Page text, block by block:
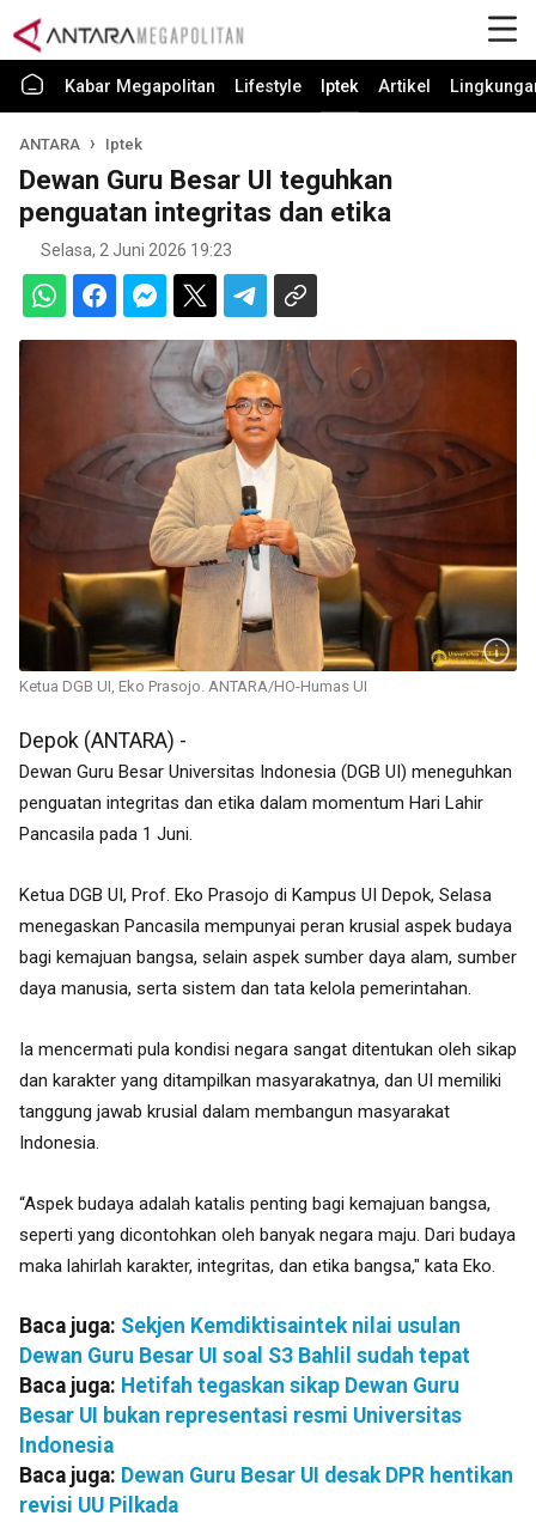
Kabar Megapolitan Lifestyle Iptek Artikel
ANTARA Iptek
Dewan Guru Besar UI teguhkan
penguatan integritas dan etika
Selasa, 2 Juni 2026 19:23
Ketua DGB UI, Eko Prasojo. ANTARA/HO-Humas UI
Depok (ANTARA) -
Dewan Guru Besar Universitas Indonesia (DGB UI) meneguhkan
penguatan integritas dan etika dalam momentum Hari Lahir
Pancasila pada 1 Juni.
Ketua DGB UI, Prof. Eko Prasojo di Kampus UI Depok, Selasa
menegaskan Pancasila mempunyai peran krusial aspek budaya
bagi kemajuan bangsa, selain aspek sumber daya alam, sumber
daya manusia, serta sistem dan tata kelola pemerintahan.
Ia mencermati pula kondisi negara sangat ditentukan oleh sikap
dan karakter yang ditampilkan masyarakatnya, dan UI memiliki
tanggung jawab krusial dalam membangun masyarakat
Indonesia.
“Aspek budaya adalah katalis penting bagi kemajuan bangsa,
seperti yang dicontohkan oleh banyak negara maju. Dari budaya
maka lahirlah karakter, integritas, dan etika bangsa," kata Eko.
Baca juga: Sekjen Kemdiktisaintek nilai usulan
Dewan Guru Besar UI soal S3 Bahlil sudah tepat
Baca juga: Hetifah tegaskan sikap Dewan Guru
Besar UI bukan representasi resmi Universitas
Indonesia
Baca juga: Dewan Guru Besar UI desak DPR hentikan
revisi UU Pilkada